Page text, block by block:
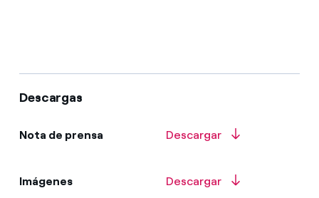
Descargas
Nota de prensa Descargar
Imágenes Descargar